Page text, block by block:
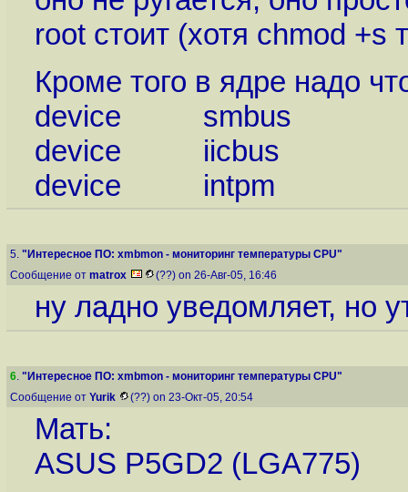
root стоит (хотя chmod +s
Кроме того в ядре надо
device smbus
device iicbus
device intpm
5. "Интересное ПО: xmbmon - мониторинг температуры CPU"
Сообщение от matrox (??) on 26-Авг-05, 16:46
ну ладно уведомляет, но
6. "Интересное ПО: xmbmon - мониторинг температуры CPU"
Сообщение от Yurik (??) on 23-Окт-05, 20:54
Мать:
ASUS P5GD2 (LGA775)